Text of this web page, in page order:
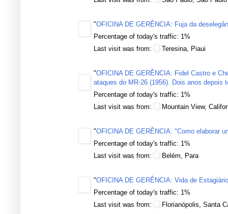
"OFICINA DE GERÊNCIA: Fuja da
Percentage of today's traffic: 1%
Last visit was from:
Teresina, Piaui
"OFICINA DE GERÊNCIA: Fidel Castro e
ataques do MR-26 (1956). Dois anos depois
Percentage of today's traffic: 1%
Last visit was from:
Mountain View,
"OFICINA DE GERÊNCIA: "Como elaborar
Percentage of today's traffic: 1%
Last visit was from:
Belém, Para
"OFICINA DE GERÊNCIA: Vida de
Percentage of today's traffic: 1%
Last visit was from:
Florianópolis, Santa